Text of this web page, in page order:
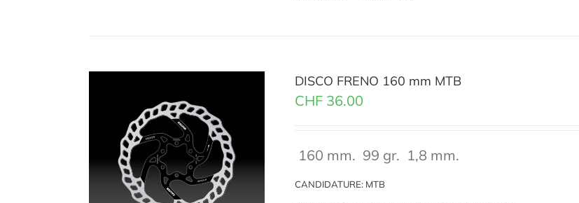
DISCO FRENO 160 mm MTB
CHF 36.00
160 mm. 99 gr. 1,8 mm.
CANDIDATURE: MTB